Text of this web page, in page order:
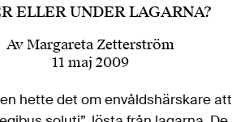
ELLER UNDER LAGARNA?
AvMargareta Zetterström
11 maj 2009
hette det om envåldshärskare att